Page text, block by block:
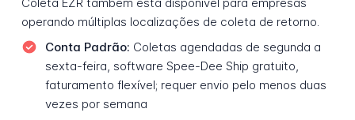
operando múltiplas localizações de coleta de retorno.
Conta Padrão: Coletas agendadas de segunda a
sexta-feira, software Spee-Dee Ship gratuito,
faturamento flexível; requer envio pelo menos duas
vezes por semana